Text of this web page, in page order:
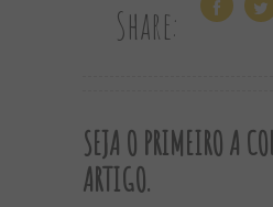
Share:
SEJA O PRIMEIRO A
ARTIGO.